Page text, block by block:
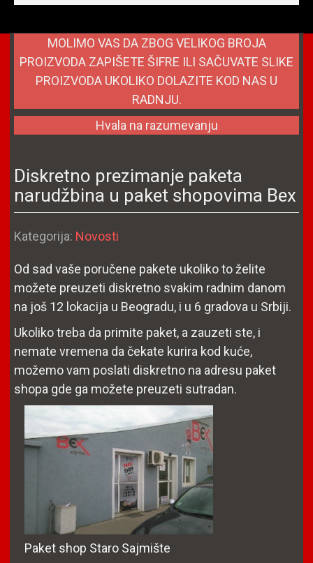
MOLIMO VAS DA ZBOG VELIKOG BROJA
PROIZVODA ZAPIŠETE ŠIFRE ILI SAČUVATE SLIKE
PROIZVODA UKOLIKO DOLAZITE KOD NAS U
RADNJU.
Hvala na razumevanju
Diskretno prezimanje paketa
narudžbina u paket shopovima Bex
Detalji
Kategorija: Novosti
Od sad vaše poručene pakete ukoliko to želite
možete preuzeti diskretno svakim radnim danom
na još 12 lokacija u Beogradu, i u 6 gradova u Srbiji.
Ukoliko treba da primite paket, a zauzeti ste, i
nemate vremena da čekate kurira kod kuće,
možemo vam poslati diskretno na adresu paket
shopa gde ga možete preuzeti sutradan.
Paket shop Staro Sajmište